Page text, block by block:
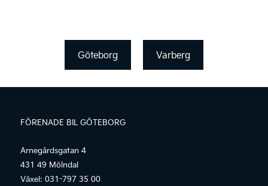
Göteborg Varberg
FÖRENADE BIL GÖTEBORG
Arnegårdsgatan 4
431 49 Mölndal
Växel: 031-797 35 00